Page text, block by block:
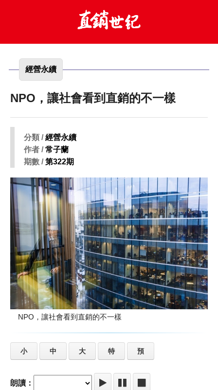
經營永續
NPO，讓社會看到直銷的不一樣
分類 /經營永續
作者 /常子蘭
期數 /第322期
NPO，讓社會看到直銷的不一樣
小 中 大 特 預
朗讀：